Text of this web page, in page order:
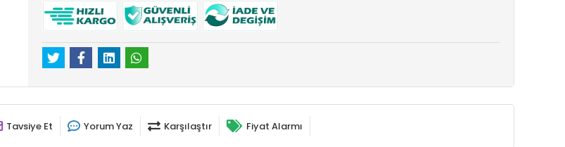
Tavsiye Et Yorum Yaz Karşılaştır Fiyat Alarmı